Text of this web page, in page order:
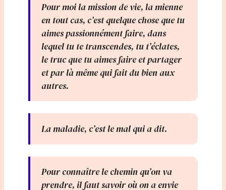
Pour moi la mission de vie, la mienne
en tout cas, c’est quelque chose que tu
aimes passionnément faire, dans
lequel tu te transcendes, tu t’éclates,
le truc que tu aimes faire et partager
et par là même qui fait du bien aux
autres.
La maladie, c’est le mal qui a dit.
Pour connaître le chemin qu’on va
prendre, il faut savoir où on a envie